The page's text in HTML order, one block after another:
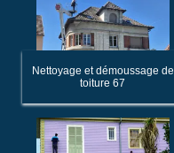
Nettoyage et démoussage de
toiture 67